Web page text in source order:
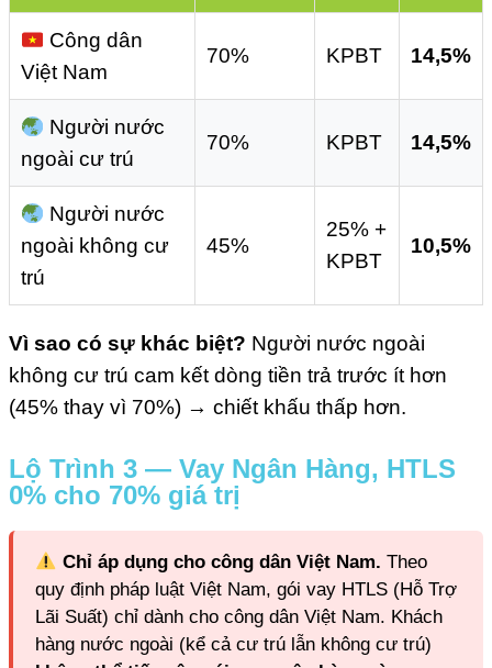
Công dân
Việt Nam
70% KPBT 14,5%
Người nước
ngoài cư trú
70% KPBT 14,5%
Người nước
ngoài không cư
trú
45%
25% +
KPBT
10,5%
Vì sao có sự khác biệt? Người nước ngoài
không cư trú cam kết dòng tiền trả trước ít hơn
(45% thay vì 70%) → chiết khấu thấp hơn.
Lộ Trình 3 — Vay Ngân Hàng, HTLS
0% cho 70% giá trị
Chỉ áp dụng cho công dân Việt Nam. Theo
quy định pháp luật Việt Nam, gói vay HTLS (Hỗ Trợ
Lãi Suất) chỉ dành cho công dân Việt Nam. Khách
hàng nước ngoài (kể cả cư trú lẫn không cư trú)